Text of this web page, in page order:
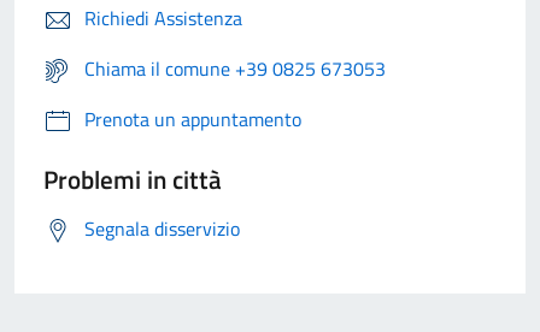
Richiedi Assistenza
Chiama il comune +39 0825 673053
Prenota un appuntamento
Problemi in città
Segnala disservizio